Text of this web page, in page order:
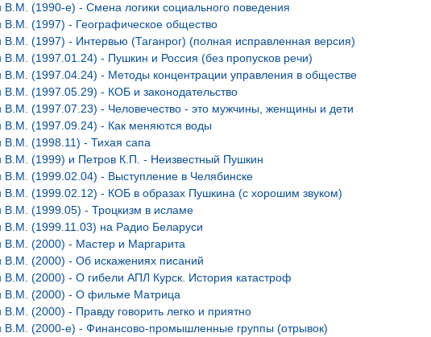
В.М. (1990-е) - Смена логики социального поведения
В.М. (1997) - Географическое общество
В.М. (1997) - Интервью (Таганрог) (полная исправленная версия)
В.М. (1997.01.24) - Пушкин и Россия (без пропусков речи)
В.М. (1997.04.24) - Методы концентрации управления в обществе
В.М. (1997.05.29) - КОБ и законодательство
В.М. (1997.07.23) - Человечество - это мужчины, женщины и дети
В.М. (1997.09.24) - Как меняются воды
В.М. (1998.11) - Тихая сапа
В.М. (1999) и Петров К.П. - Неизвестный Пушкин
В.М. (1999.02.04) - Выступление в Челябинске
В.М. (1999.02.12) - КОБ в образах Пушкина (с хорошим звуком)
В.М. (1999.05) - Троцкизм в исламе
В.М. (1999.11.03) на Радио Беларуси
В.М. (2000) - Мастер и Маргарита
В.М. (2000) - Об искажениях писаний
В.М. (2000) - О гибели АПЛ Курск. История катастроф
В.М. (2000) - О фильме Матрица
В.М. (2000) - Правду говорить легко и приятно
В.М. (2000-е) - Финансово-промышленные группы (отрывок)